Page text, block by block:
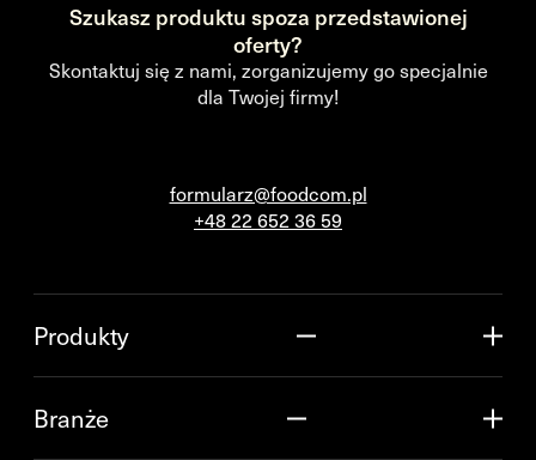
Szukasz produktu spoza przedstawionej
oferty?
Skontaktuj się z nami, zorganizujemy go specjalnie
dla Twojej firmy!
formularz@foodcom.pl
+48 22 652 36 59
Produkty
Branże